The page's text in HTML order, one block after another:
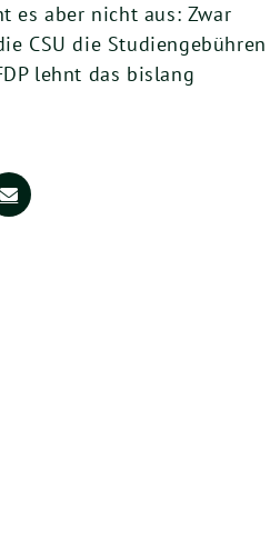
es aber nicht aus: Zwar
CSU die Studiengebühren
lehnt das bislang